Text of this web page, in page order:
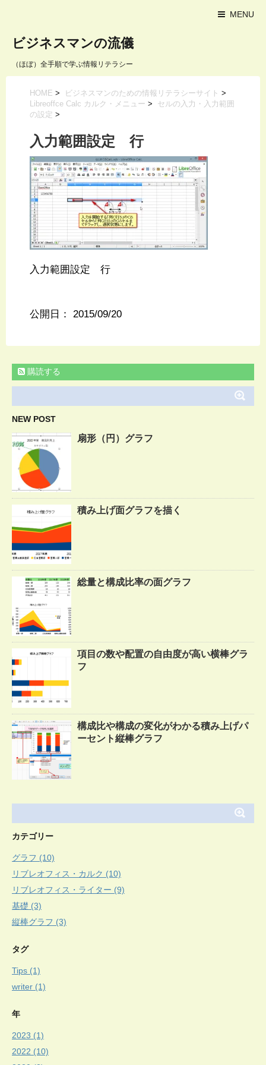
MENU
ビジネスマンの流儀
（ほぼ）全手順で学ぶ情報リテラシー
HOME > ビジネスマンのための情報リテラシーサイト >
Libreoffce Calc カルク・メニュー > セルの入力・入力範囲
の設定 >
入力範囲設定 行
入力範囲設定 行
公開日： 2015/09/20
購読する
NEW POST
扇形（円）グラフ
積み上げ面グラフを描く
総量と構成比率の面グラフ
項目の数や配置の自由度が高い横棒グラ
フ
構成比や構成の変化がわかる積み上げパ
ーセント縦棒グラフ
カテゴリー
グラフ (10)
リブレオフィス・カルク (10)
リブレオフィス・ライター (9)
基礎 (3)
縦棒グラフ (3)
タグ
Tips (1)
writer (1)
年
2023 (1)
2022 (10)